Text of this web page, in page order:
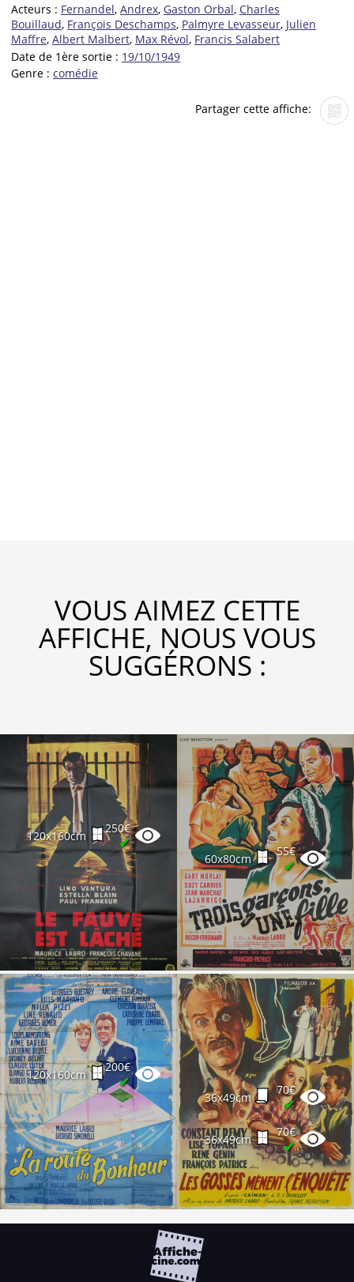
Acteurs : Fernandel, Andrex, Gaston Orbal, Charles
Bouillaud, François Deschamps, Palmyre Levasseur, Julien
Maffre, Albert Malbert, Max Révol, Francis Salabert
Date de 1ère sortie : 19/10/1949
Genre : comédie
Partager cette affiche:
VOUS AIMEZ CETTE
AFFICHE, NOUS VOUS
SUGGÉRONS :
120x160cm
250€
✔
60x80cm
55€
✔
120x160cm
200€
✔
36x49cm
70€
✔
36x49cm
70€
✔